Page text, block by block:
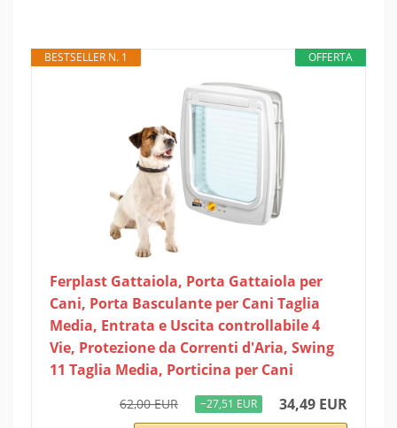
OFFERTA
BESTSELLER N. 1
Ferplast Gattaiola, Porta Gattaiola per
Cani, Porta Basculante per Cani Taglia
Media, Entrata e Uscita controllabile 4
Vie, Protezione da Correnti d'Aria, Swing
11 Taglia Media, Porticina per Cani
62,00 EUR −27,51 EUR 34,49 EUR